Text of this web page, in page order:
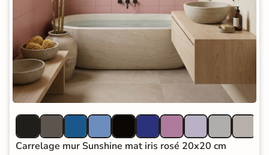
Carrelage mur Sunshine mat iris rosé 20x20 cm